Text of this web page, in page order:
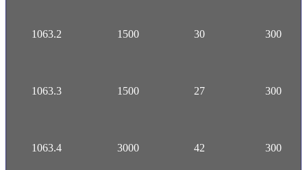
1063.2 1500 30 300
1063.3 1500 27 300
1063.4 3000 42 300